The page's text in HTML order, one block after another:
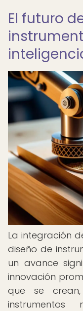
El futuro
La integración
diseño de
un avance
innovación
que se
instrumentos